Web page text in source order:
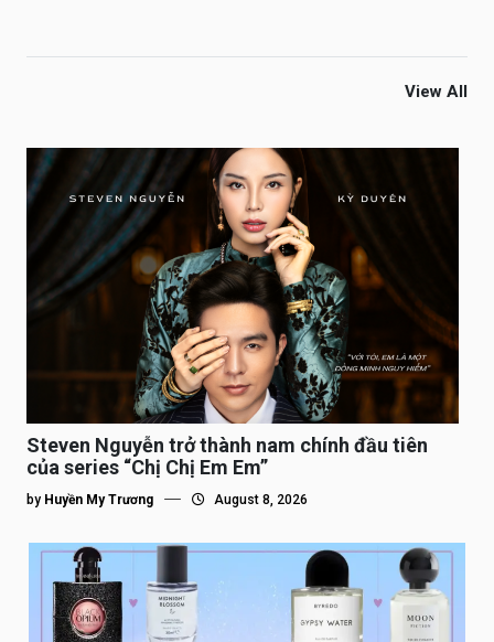
View All
Steven Nguyễn trở thành nam chính đầu tiên
của series “Chị Chị Em Em”
by Huyền My Trương August 8, 2026